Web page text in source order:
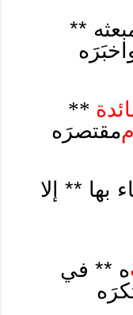
**
خبَرَه
**
مقتصرَه
بها ** إلا
ه ** في